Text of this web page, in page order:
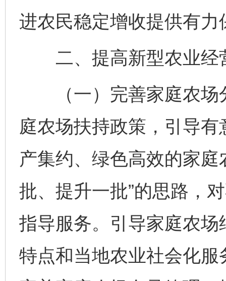
进农民稳定增收提供有力
二、提高新型农业经
（一）完善家庭农场
庭农场扶持政策，引导
产集约、绿色高效的家
批、提升一批”的思路，
指导服务。引导家庭农
特点和当地农业社会化